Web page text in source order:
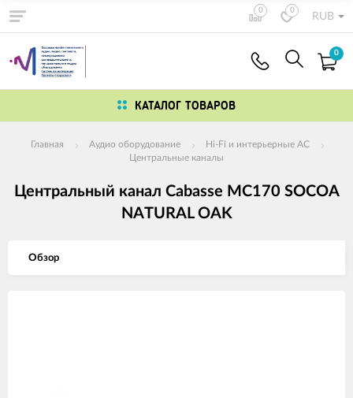
0 0
RUB
0
КАТАЛОГ ТОВАРОВ
Главная Аудио оборудование
Hi-Fi и интерьерные АС
Центральные каналы
Центральный канал Cabasse MC170 SOCOA
NATURAL OAK
Обзор